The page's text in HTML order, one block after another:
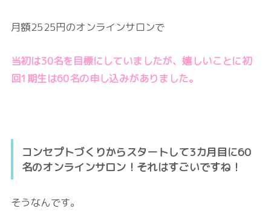
月額2525円のオンラインサロンで
当初は30名を目標にしていましたが、嬉しいことに初
回1期生は60名の申し込みがありました。
コンセプトづくりからスタートして3カ月目に60
名のオンラインサロン！それはすごいですね！
そうなんです。